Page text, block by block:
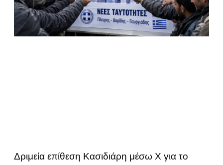
Δριμεία επίθεση Κασιδιάρη μέσω Χ για το